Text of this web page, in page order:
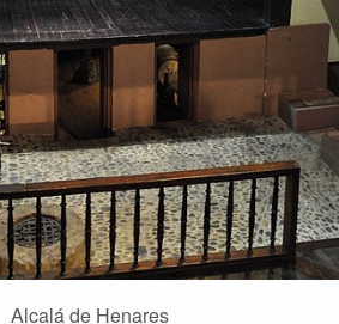
Alcalá de Henares